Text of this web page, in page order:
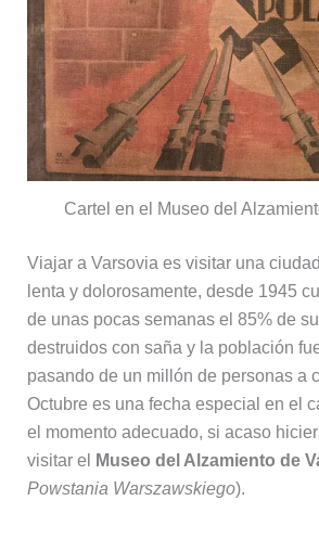
Cartel en el Museo del
Viajar a Varsovia es visitar una
lenta y dolorosamente, desde 1945
de unas pocas semanas el 85% de
destruidos con saña y la población
pasando de un millón de personas a
Octubre es una fecha especial en el
el momento adecuado, si acaso
visitar el
Museo del Alzamiento de
Powstania Warszawskiego).